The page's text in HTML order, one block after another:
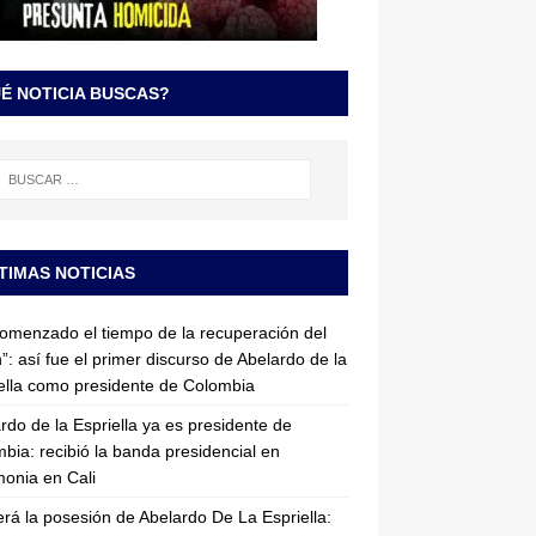
NOTICIA BUSCAS?
NOTICIAS
el tiempo de la recuperación del
así fue el primer discurso de Abelardo de la
como presidente de Colombia
de la Espriella ya es presidente de
recibió la banda presidencial en
en Cali
la posesión de Abelardo De La Espriella: